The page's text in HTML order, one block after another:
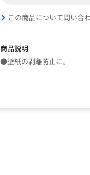
この商品について問い合
商品説明
●壁紙の剥離防止に。